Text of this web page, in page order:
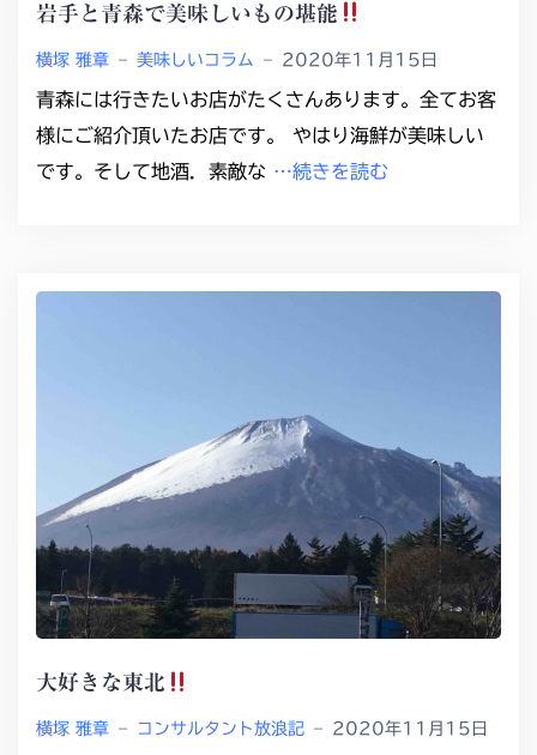
岩手と青森で美味しいもの堪能
横塚 雅章 – 美味しいコラム – 2020年11月15日
青森には行きたいお店がたくさんあります。全てお客
様にご紹介頂いたお店です。 やはり海鮮が美味しい
です。そして地酒．素敵な …続きを読む
大好きな東北
横塚 雅章 – コンサルタント放浪記 – 2020年11月15日